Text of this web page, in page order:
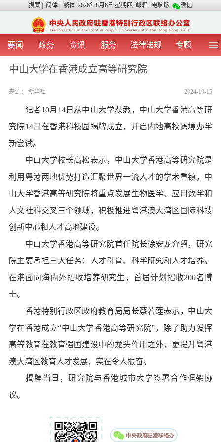
搜索 简体 繁体 2026年8月6日 星期四 邮箱 电脑版 微信
要闻 政务 资讯 服务 法律法规 专题
首 页 图 片 视 频
涉台事务 媒体言论
办证指引
中山大学在香港成立高等研究院
2024-10-15
来源： 新华社
记者10月14日从中山大学获悉，中山大学香港高等研
究院14日在香港科技园揭牌成立，开启内地高校跨境办学
新尝试。
中山大学校长高松表示，中山大学香港高等研究院是
利用粤港两地优势打造汇聚世界一流人才的学术重镇。中
山大学香港高等研究院将重点发展生物医学、应用数学和
人文社科交叉三个领域，积极推进粤港澳大湾区国际科技
创新中心和人才高地建设。
中山大学香港高等研究院首任院长徐安龙介绍，研究
院主要承担三大任务：人才引育、科学研究和人才培养。
在港面向海内外招收培养研究生，首届计划招收200名博
士。
香港特别行政区政府教育局局长蔡若莲表示，中山大
学在香港成立“中山大学香港高等研究院”，除了助力发挥
高等教育在教育强国建设中的龙头作用之外，更提升粤港
澳大湾区教育人才发展，实在令人振奋。
揭牌当日，研究院与香港城市大学签署合作框架协
议。